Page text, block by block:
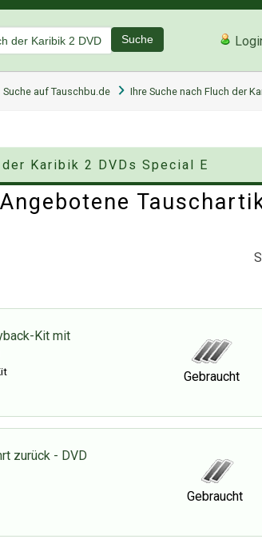
Suche
Suche auf Tauschbu.de Ihre Suche nach Fluch der
Karibik 2 DVDs Special E
Angebotene
Kit mit
Gebraucht
zurück - DVD
Gebraucht